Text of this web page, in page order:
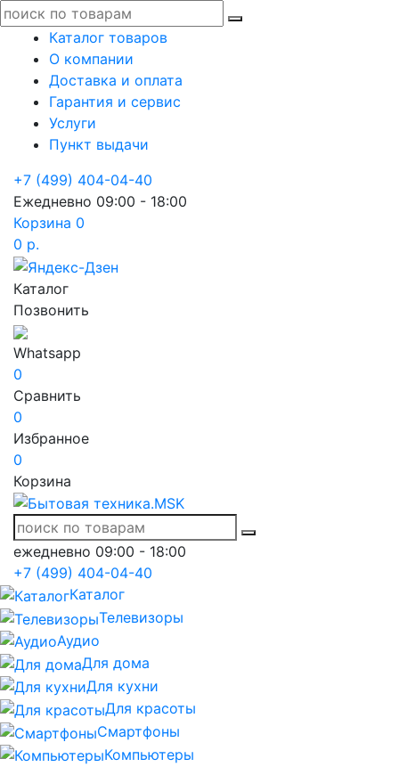
Каталог товаров
О компании
Доставка и оплата
Гарантия и сервис
Услуги
Пункт выдачи
+7 (499) 404-04-40
Ежедневно 09:00 - 18:00
Корзина 0
0 р.
Каталог
Позвонить
Whatsapp
0
Сравнить
0
Избранное
0
Корзина
ежедневно 09:00 - 18:00
+7 (499) 404-04-40
Каталог
Телевизоры
Аудио
Для дома
Для кухни
Для красоты
Смартфоны
Компьютеры